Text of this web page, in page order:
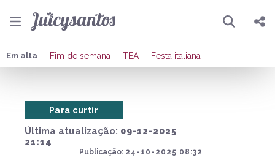
Pesquisar
Compartilhar
Em alta Fim de semana TEA Festa italiana
Última atualização: 09-12-2025
21:14
Publicação: 24-10-2025 08:32
Para curtir